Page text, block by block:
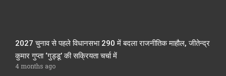
2027 चुनाव से पहले विधानसभा 290 में बदला राजनीतिक माहौल, जीतेन्द्र
कुमार गुप्ता ‘गुड्डू’ की सक्रियता चर्चा में
4 months ago